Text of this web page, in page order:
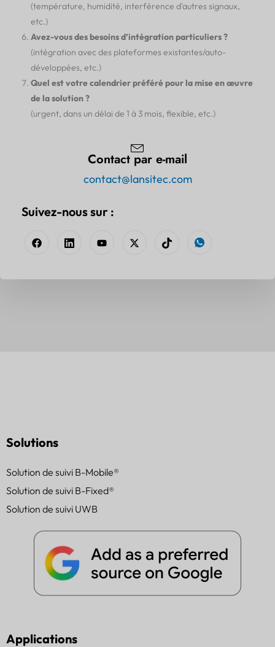
(température, humidité, interférence d'autres signaux,
etc.)
Avez-vous des besoins d’intégration particuliers ?
(intégration avec des plateformes existantes/auto-
développées, etc.)
Quel est votre calendrier préféré pour la mise en œuvre
de la solution ?
(urgent, dans un délai de 1 à 3 mois, flexible, etc.)
Contact par e-mail
contact@lansitec.com
Suivez-nous sur :
Solutions
Solution de suivi B-Mobile®
Solution de suivi B-Fixed®
Solution de suivi UWB
Applications